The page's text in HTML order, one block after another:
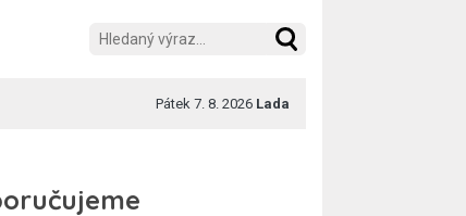
Pátek 7. 8. 2026 Lada